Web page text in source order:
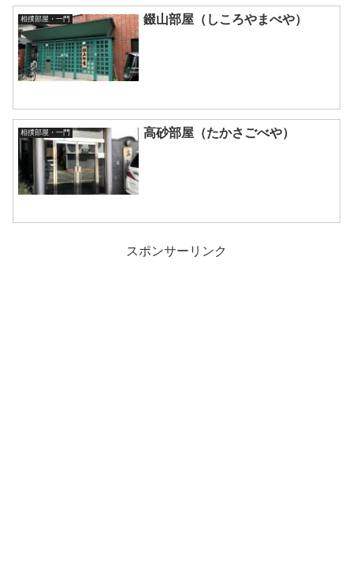
相撲部屋・一門 錣山部屋（しころやまべや）
相撲部屋・一門 高砂部屋（たかさごべや）
スポンサーリンク